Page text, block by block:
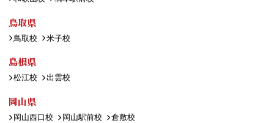
鳥取県
鳥取校 米子校
島根県
松江校 出雲校
岡山県
岡山西口校 岡山駅前校 倉敷校